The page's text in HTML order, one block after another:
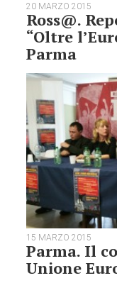
20 MARZO 2015
Ross@.
“Oltre
Parma
15 MARZO 2015
Parma. Il
Unione